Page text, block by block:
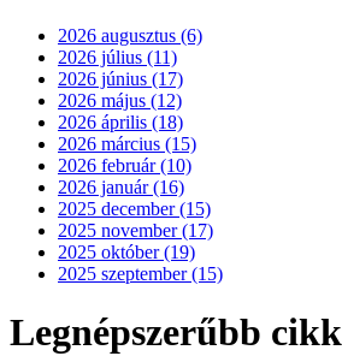
2026 augusztus (6)
2026 július (11)
2026 június (17)
2026 május (12)
2026 április (18)
2026 március (15)
2026 február (10)
2026 január (16)
2025 december (15)
2025 november (17)
2025 október (19)
2025 szeptember (15)
Legnépszerűbb